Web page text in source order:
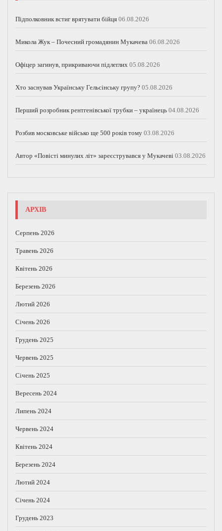
Підполковник встиг врятувати бійця 06.08.2026
Микола Жук – Почесний громадянин Мукачева 06.08.2026
Офіцер загинув, прикриваючи підлеглих 05.08.2026
Хто заснував Українську Гельсінську групу? 05.08.2026
Перший розробник рентгенівської трубки – українець 04.08.2026
Розбив московське військо ще 500 років тому 03.08.2026
Автор «Повісті минулих літ» зареєструвався у Мукачеві 03.08.2026
АРХІВ
Серпень 2026
Травень 2026
Квітень 2026
Березень 2026
Лютий 2026
Січень 2026
Грудень 2025
Червень 2025
Січень 2025
Вересень 2024
Липень 2024
Червень 2024
Квітень 2024
Березень 2024
Лютий 2024
Січень 2024
Грудень 2023